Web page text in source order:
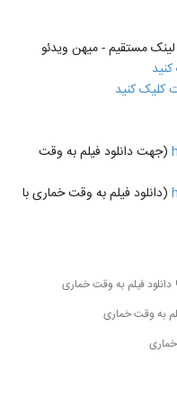
لینک مستقیم - میهن ویدئو
کلیک کنید
(جهت دانلود فیلم به وقت
(دانلود فیلم به وقت خماری با
دانلود فیلم به وقت خماری
به وقت خماری